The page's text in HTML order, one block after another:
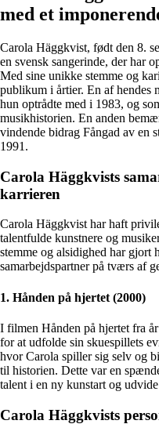
med et
Carola Häggkvist, født den 8.
en svensk sangerinde, der har
Med sine unikke stemme og
publikum i årtier. En af hendes
hun optrådte med i 1983, og
musikhistorien. En anden
vindende bidrag Fångad av en
1991.
Carola Häggkvists
karrieren
Carola Häggkvist har haft
talentfulde kunstnere og
stemme og alsidighed har gjort
samarbejdspartner på tværs af
1. Hånden på hjertet (2000)
I filmen Hånden på hjertet fra
for at udfolde sin skuespillets
hvor Carola spiller sig selv og
til historien. Dette var en
talent i en ny kunstart og
Carola Häggkvists